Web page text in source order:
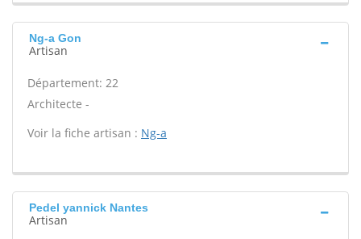
Ng-a Gon
Artisan
Département: 22
Architecte -
Voir la fiche artisan : Ng-a
Pedel yannick Nantes
Artisan